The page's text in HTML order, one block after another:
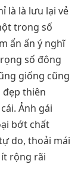
là là lưu lại vẻ
trong số
ẩn ấn ý nghĩ
số đông
giống cũng
đẹp thiên
Ảnh gái
bớt chất
do, thoải mái
rộng rãi